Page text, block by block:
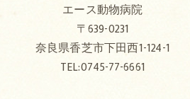
エース動物病院
〒639-0231
奈良県香芝市下田西1-124-1
TEL:0745-77-6661